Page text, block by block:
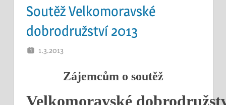
Soutěž Velkomoravské
dobrodružství 2013
1.3.2013
Zájemcům o soutěž
Velkomoravské